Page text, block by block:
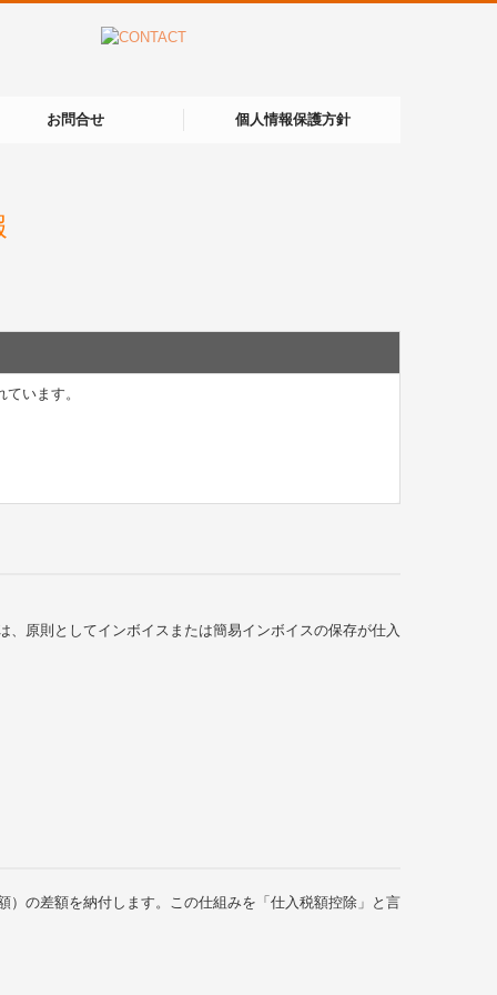
お問合せ 個人情報保護方針
います。
原則としてインボイスまたは簡易インボイスの保存が仕入
の差額を納付します。この仕組みを「仕入税額控除」と言